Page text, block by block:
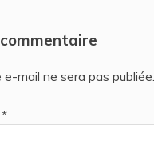
mail ne sera pas publiée.
*